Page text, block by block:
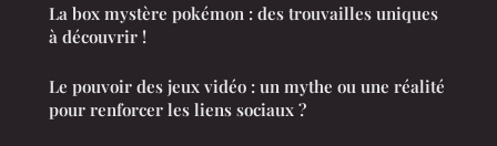
La box mystère pokémon : des trouvailles uniques
à découvrir !
Le pouvoir des jeux vidéo : un mythe ou une réalité
pour renforcer les liens sociaux ?